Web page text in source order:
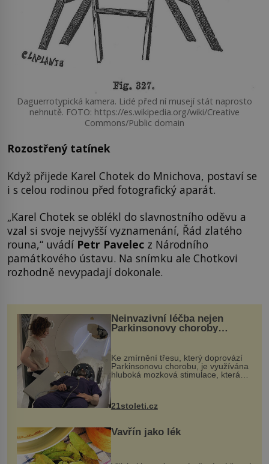
Daguerrotypická kamera. Lidé před ní musejí stát naprosto
nehnutě. FOTO: https://es.wikipedia.org/wiki/Creative
Commons/Public domain
Rozostřený tatínek
Když přijede Karel Chotek do Mnichova, postaví se
i s celou rodinou před fotografický aparát.
„Karel Chotek se oblékl do slavnostního oděvu a
vzal si svoje nejvyšší vyznamenání, Řád zlatého
rouna,“ uvádí Petr Pavelec z Národního
památkového ústavu. Na snímku ale Chotkovi
rozhodně nevypadají dokonale.
Neinvazivní léčba nejen
Parkinsonovy choroby
Ke zmírnění třesu, který doprovází
Parkinsonovu chorobu, je využívána
hluboká mozková stimulace, která
však vyžaduje vysoce invazivní
zákrok. Ultrazvuk zase není vhodný
k dostatečně přesnému zacílení ...
21stoleti.cz
Vavřín jako lék